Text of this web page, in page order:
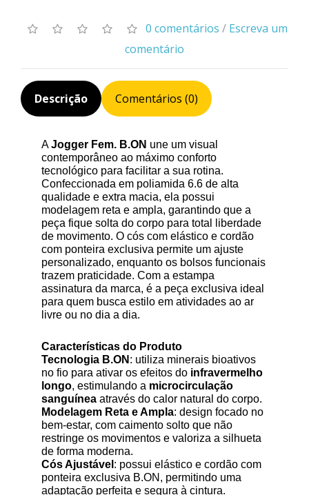
0 comentários / Escreva um
comentário
Descrição Comentários (0)
AJogger Fem. B.ON une um visual
contemporâneo ao máximo conforto
tecnológico para facilitar a sua rotina.
Confeccionada em poliamida 6.6 de alta
qualidade e extra macia, ela possui
modelagem reta e ampla, garantindo que a
peça fique solta do corpo para total liberdade
de movimento. O cós com elástico e cordão
com ponteira exclusiva permite um ajuste
personalizado, enquanto os bolsos funcionais
trazem praticidade. Com a estampa
assinatura da marca, é a peça exclusiva ideal
para quem busca estilo em atividades ao ar
livre ou no dia a dia.
Características do Produto
Tecnologia B.ON : utiliza minerais bioativos
no fio para ativar os efeitos do infravermelho
longo, estimulando a microcirculação
sanguínea através do calor natural do corpo.
Modelagem Reta e Ampla: design focado no
bem-estar, com caimento solto que não
restringe os movimentos e valoriza a silhueta
de forma moderna.
Cós Ajustável : possui elástico e cordão com
ponteira exclusiva B.ON, permitindo uma
adaptação perfeita e segura à cintura.